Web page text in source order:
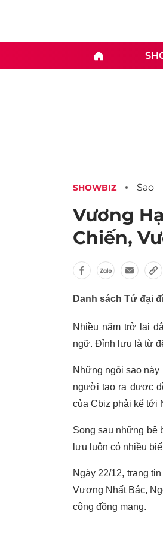
SHOWBIZ Sao
Vương
Chiến,
Danh sách Tứ đại
Nhiều năm trở lại
ngữ. Đỉnh lưu là từ
Những ngôi sao này
người tạo ra được
của Cbiz phải kể tới
Song sau những bê
lưu luôn có nhiều
Ngày 22/12, trang tin
Vương Nhất Bác,
cộng đồng mạng.